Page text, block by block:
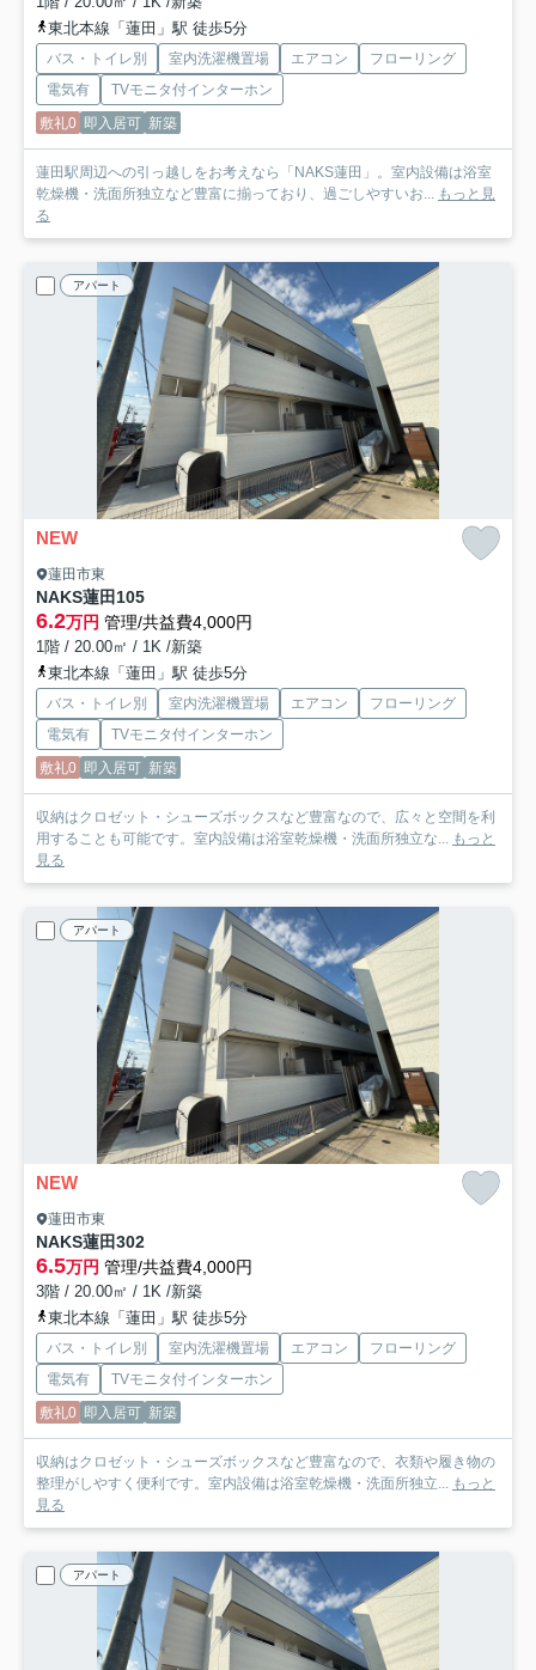
東北本線「蓮田」駅 徒歩5分
バス・トイレ別 室内洗濯機置場 エアコン
フローリング
電気有
TVモニタ付インターホン
敷礼0 即入居可 新築
蓮田駅周辺への引っ越しをお考えなら「NAKS蓮田」。室内設備は浴室
乾燥機・洗面所独立など豊富に揃っており、過ごしやすいお... もっと見
る
アパート
NEW
蓮田市東
NAKS蓮田 105
6.2万円 管理/共益費4,000円
1階 / 20.00㎡ / 1K /新築
東北本線「蓮田」駅 徒歩5分
バス・トイレ別 室内洗濯機置場 エアコン
フローリング
電気有
TVモニタ付インターホン
敷礼0 即入居可 新築
収納はクロゼット・シューズボックスなど豊富なので、広々と空間を利
用することも可能です。室内設備は浴室乾燥機・洗面所独立な... もっと
見る
アパート
NEW
蓮田市東
NAKS蓮田302
6.5万円 管理/共益費4,000円
3階 / 20.00㎡ / 1K /新築
東北本線「蓮田」駅 徒歩5分
バス・トイレ別 室内洗濯機置場 エアコン
フローリング
電気有
TVモニタ付インターホン
敷礼0 即入居可 新築
収納はクロゼット・シューズボックスなど豊富なので、衣類や履き物の
整理がしやすく便利です。室内設備は浴室乾燥機・洗面所独立... もっと
見る
アパート